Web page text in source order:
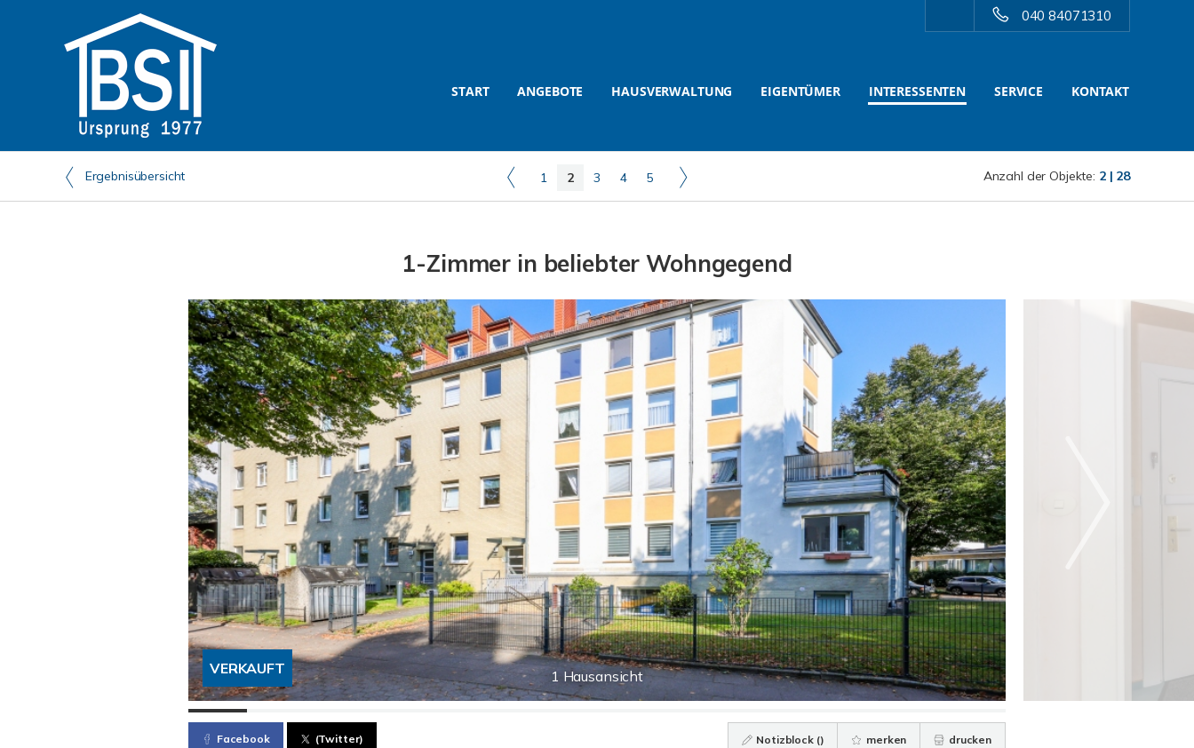
040 84071310
START ANGEBOTE HAUSVERWALTUNG EIGENTÜMER INTERESSENTEN SERVICE KONTAKT
Ergebnisübersicht 1 2 3 4 5 Anzahl der Objekte: 2 | 28
1-Zimmer in beliebter Wohngegend
1 Hausansicht
VERKAUFT
Facebook (Twitter) Notizblock () merken drucken